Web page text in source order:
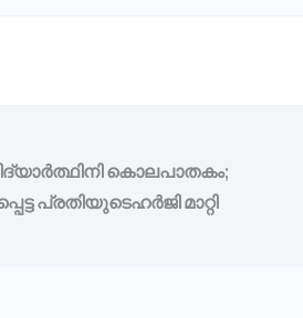
കൊലപാതകം;
പ്രതിയുടെഹർജി മാറ്റി